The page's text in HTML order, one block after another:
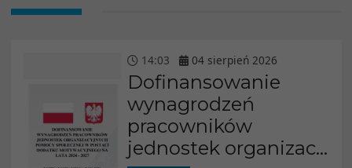
14:03 04 sierpień 2026
Dofinansowanie
wynagrodzeń
pracowników
jednostek organizac...